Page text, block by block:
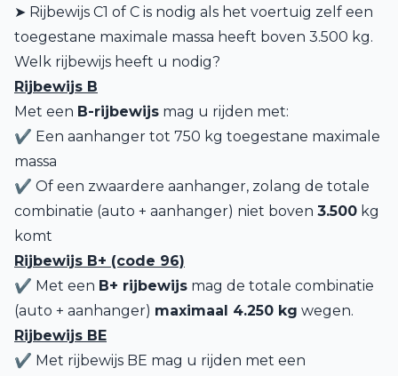
➤ Rijbewijs C1 of C is nodig als het voertuig zelf een
toegestane maximale massa heeft boven 3.500 kg.
Welk rijbewijs heeft u nodig?
Rijbewijs B
Met een B-rijbewijs mag u rijden met:
✔ Een aanhanger tot 750 kg toegestane maximale
massa
✔ Of een zwaardere aanhanger, zolang de totale
combinatie (auto + aanhanger) niet boven 3.500 kg
komt
Rijbewijs B+ (code 96)
✔ Met een B+ rijbewijs mag de totale combinatie
(auto + aanhanger) maximaal 4.250 kg wegen.
Rijbewijs BE
✔ Met rijbewijs BE mag u rijden met een